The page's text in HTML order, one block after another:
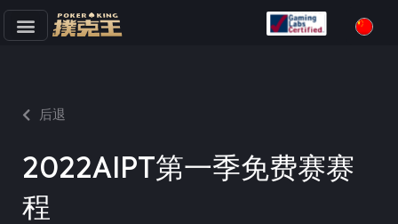
文
后退
2022AIPT第一季免费赛赛
程